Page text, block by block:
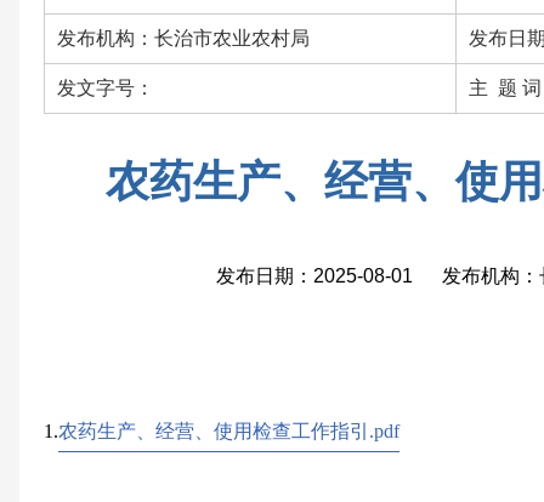
发布机构：长治市农业农村局 发布日
发文字号： 主 题 词
农药生产、经营、使
发布日期：2025-08-01 发布机构：
1.农药生产、经营、使用检查工作指引.pdf